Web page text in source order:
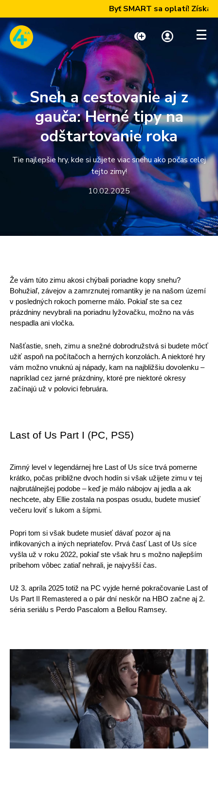
Dobiť kredit
Paušály
Internet a TV
Telefóny a zariadenia
Byť SMART sa oplatí! Získajte
Sneh a cestovanie aj z
gauča: Herné tipy na
odštartovanie roka
Tie najlepšie hry, kde si užijete viac snehu ako počas celej
tejto zimy!
10.02.2025
Že vám túto zimu akosi chýbali poriadne kopy snehu?
Bohužiaľ, závejov a zamrznutej romantiky je na našom území
v posledných rokoch pomerne málo. Pokiaľ ste sa cez
prázdniny nevybrali na poriadnu lyžovačku, možno na vás
nespadla ani vločka.
Našťastie, sneh, zimu a snežné dobrodružstvá si budete môcť
užiť aspoň na počítačoch a herných konzolách. A niektoré hry
vám možno vnuknú aj nápady, kam na najbližšiu dovolenku –
napríklad cez jarné prázdniny, ktoré pre niektoré okresy
začínajú už v polovici februára.
Last of Us Part I (PC, PS5)
Zimný level v legendárnej hre Last of Us síce trvá pomerne
krátko, počas približne dvoch hodín si však užijete zimu v tej
najbrutálnejšej podobe – keď je málo nábojov aj jedla a ak
nechcete, aby Ellie zostala na pospas osudu, budete musieť
večeru loviť s lukom a šípmi.
Popri tom si však budete musieť dávať pozor aj na
infikovaných a iných nepriateľov. Prvá časť Last of Us síce
vyšla už v roku 2022, pokiaľ ste však hru s možno najlepším
príbehom vôbec zatiaľ nehrali, je najvyšší čas.
Už 3. apríla 2025 totiž na PC vyjde herné pokračovanie Last of
Us Part II Remastered a o pár dní neskôr na HBO začne aj 2.
séria seriálu s Perdo Pascalom a Bellou Ramsey.